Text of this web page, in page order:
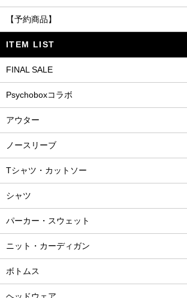
【予約商品】
ITEM LIST
FINAL SALE
Psychoboxコラボ
アウター
ノースリーブ
Tシャツ・カットソー
シャツ
パーカー・スウェット
ニット・カーディガン
ボトムス